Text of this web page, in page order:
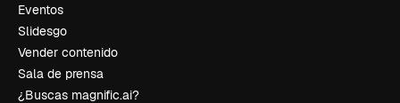
Eventos
Slidesgo
Vender contenido
Sala de prensa
¿Buscas magnific.ai?